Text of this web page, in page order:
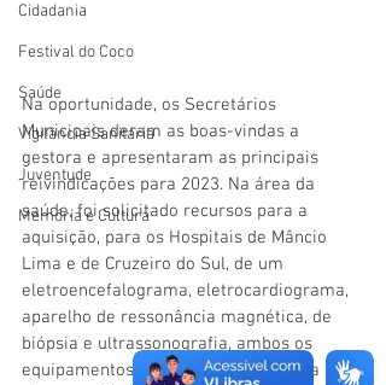
Cidadania
Festival do Coco
Saúde
Vigilãncia Sanitária
Juventude
Memória e Cultura
Na oportunidade, os Secretários
Municipais deram as boas-vindas a
gestora e apresentaram as principais
reivindicações para 2023. Na área da
saúde, foi solicitado recursos para a
aquisição, para os Hospitais de Mâncio
Lima e de Cruzeiro do Sul, de um
eletroencefalograma, eletrocardiograma,
aparelho de ressonância magnética, de
biópsia e ultrassonografia, ambos os
equipamentos desafogam a demanda que